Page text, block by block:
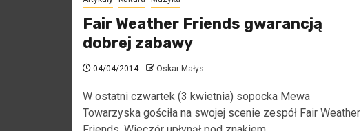
Fair Weather Friends gwarancją
dobrej zabawy
04/04/2014 Oskar Małys
W ostatni czwartek (3 kwietnia) sopocka Mewa
Towarzyska gościła na swojej scenie zespół Fair Weather